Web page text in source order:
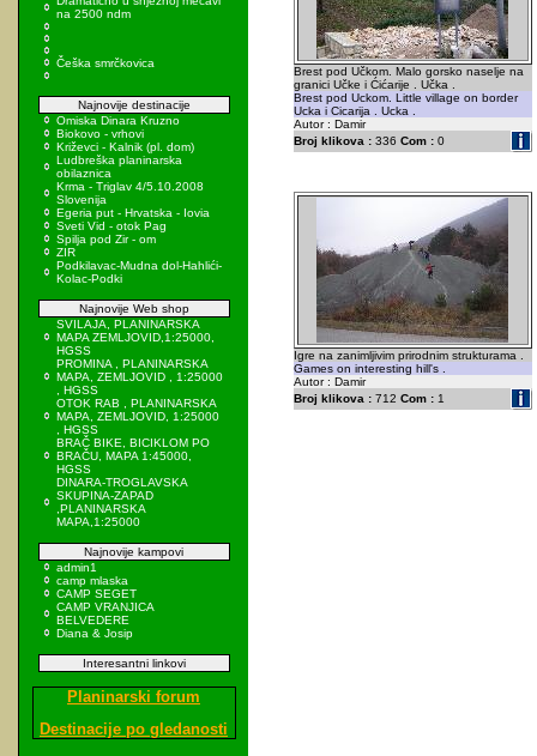
na 2500 ndm
Češka smrčkovica
Najnovije destinacije
Omiska Dinara Kruzno
Biokovo - vrhovi
Križevci - Kalnik (pl. dom)
Ludbreška planinarska
obilaznica
Krma - Triglav 4/5.10.2008
Slovenija
Egeria put - Hrvatska - Iovia
Sveti Vid - otok Pag
Spilja pod Zir - om
ZIR
Podkilavac-Mudna dol-Hahlići-
Kolac-Podki
Najnovije Web shop
SVILAJA, PLANINARSKA
MAPA ZEMLJOVID,1:25000,
HGSS
PROMINA , PLANINARSKA
MAPA, ZEMLJOVID , 1:25000
, HGSS
OTOK RAB , PLANINARSKA
MAPA, ZEMLJOVID, 1:25000
, HGSS
BRAČ BIKE, BICIKLOM PO
BRAČU, MAPA 1:45000,
HGSS
DINARA-TROGLAVSKA
SKUPINA-ZAPAD
,PLANINARSKA
MAPA,1:25000
Najnovije kampovi
admin1
camp mlaska
CAMP SEGET
CAMP VRANJICA
BELVEDERE
Diana & Josip
Interesantni linkovi
Planinarski forum
Destinacije po gledanosti
Brest pod Učkom. Malo gorsko naselje na
granici Učke i Ćićarije . Učka .
Brest pod Uckom. Little village on border
Ucka i Cicarija . Ucka .
Autor : Damir
Broj klikova :336 Com :0
Igre na zanimljivim prirodnim strukturama .
Games on interesting hill's .
Autor : Damir
Broj klikova :712 Com :1